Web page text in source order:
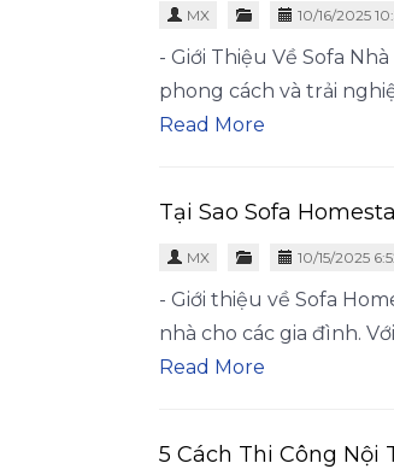
MX 10/16/2025
- Giới Thiệu Về Sofa
phong cách và trải
Read More
Tại Sao Sofa
MX 10/15/2025
- Giới thiệu về Sofa
nhà cho các gia đình.
Read More
5 Cách Thi Công